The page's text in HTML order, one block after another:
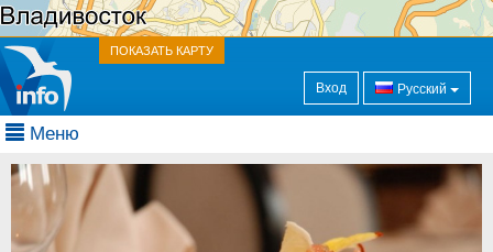
ПОКАЗАТЬ КАРТУ
Вход Русский
Меню